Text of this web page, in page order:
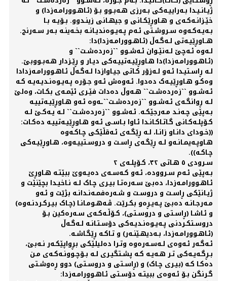
ژیـانـیـدا بـەراییـەکی بـەرزی هـەبـوو بـۆ (ئـاهـوورامـەزدا) و
خێـزانـەکـەی و هـاوڕێکـانی و جیهـانی زینـدوو. بـۆیـە بـا
بـەیـەکـەوە سـروشـتی ئـەم پـەیـوەندیـانـە بخـەینـە بـەر سـەرنج.
هــاوڕێیـەتی لـەگـەڵ (ئـاهـوورامـەزدا)دا:
لـەوە ئـەچێ لـەنێـوان ئـەشـوو ``زەردەشـت`` و
(ئـاهـوورامـەزدا)دا هـاوڕێیـەتییـەکی دیـار و ڕێـزدار هـەبـووبێ.
لـە ڕاسـتیـدا ئـەو لـەزۆر کـاتی جیـاوازدا لـەگـەڵ ئـاهـوورامـەزدادا
وەکـو هـاوڕێیـەک دەدوا. ئـەوەش ئـەو جـۆرە پـەیـوەنـدیـەیـە کـە
ئـەشـوو ``زەردەشـت`` هـەوڵ دەدات فێـری ئێمـەی بکـات، وەلێ
لـە ڕوانگـەی ئـەشـوو ``زەردەشـت``ـەوە ئـەو هـاوڕێیـەتییـە
بـەپێی چـەنـد مـەرجێکـە. ئـەشـوو ``زەردەشـت`` لـە یـەکـێ لـە
کـۆپلـەکـانی گـاتـاکـانـدا ئـاوا بـاسـی ئـەو هـاوڕێیـەتییـە دەکـات:
((خـودای دانـاو زانـا، لـە ڕێگـەی ئـەقڵێکی چـاکـەوە
هـاوپـەیمـانـەو لـە ڕێگـەی ڕاسـت و دروسـتییـەوە، هـاوڕێیـەکی
چـاکـە)).
سـرودی ٥ هـاتی ٣٢، کـۆپلـەی ٢
بـەپێی ئـەم سـروودە، ئـەو کـەسـەی دەیـەوێ ببێتـە هـاوڕێ
ئـاهـوورامـەزدا، دەبێ سـەرەتـا بیـری چـاک لـە نـاخیـدا بچێنێت و
ژیـانێکی ڕاسـت و دروسـت و شـەرەفمـەنـدانـە بژێت و ئـەو
مـەرجـانـە دەبێ پـەیـڕەو بکـرێت. ڤـەهـومـانـا (چـاک بیـرکـردنـەوە)
و ئـاشـا (ڕاسـتی و دروسـتی)، کـۆڵـەکـەی سـەرەکین بـۆ
دروسـتکـردنی پـەیـوەنـدیـەکی دۆسـتـانـە لـەگـەڵ
(ئـاهـوورامـەزدا، بـەدیهـێنـەر) و تـاکـە ڕێگـاشـە.
ئـەگـەر ئـەوەی لـەسـەرەوە وتـرا دەلیلێکی بڕواپێکـەر نـەبێ،
بـڕگـەیـەکی تـر هـەیـە کـە پشـتگیـری لـە بـۆچـوونـەکـەی مـن
دەکـا کـە (بیـری چـاک) و (ڕاسـتی و دروسـتی) دوو ڕەوشـتی
گـرنگن بـۆ ئـەوەی ببیتـە دۆسـتی ئـاهـوورامـەزدا: